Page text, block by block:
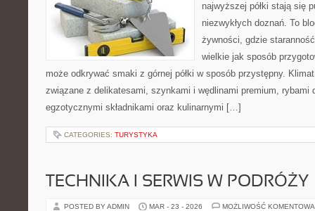
najwyższej półki stają się
niezwykłych doznań. To
żywności, gdzie
wielkie jak sposób
może odkrywać smaki z górnej półki w sposób przystępny.
związane z delikatesami, szynkami i wędlinami premium, rybami
egzotycznymi składnikami oraz kulinarnymi […]
CATEGORIES: TURYSTYKA
TECHNIKA I SERWIS W PODRÓŻY
POSTED BY ADMIN MAR - 23 - 2026 MOŻLIWOŚĆ